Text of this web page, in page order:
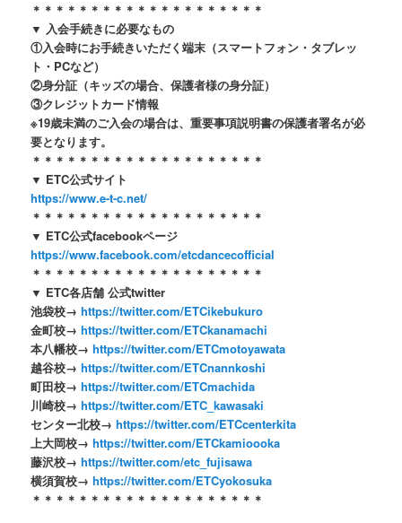
＊＊＊＊＊＊＊＊＊＊＊＊＊＊＊＊＊＊＊＊
▼ 入会手続きに必要なもの
①入会時にお手続きいただく端末（スマートフォン・タブレッ
ト・PCなど）
②身分証（キッズの場合、保護者様の身分証）
③クレジットカード情報
※19歳未満のご入会の場合は、重要事項説明書の保護者署名が必
要となります。
＊＊＊＊＊＊＊＊＊＊＊＊＊＊＊＊＊＊＊＊
▼ ETC公式サイト
https://www.e-t-c.net/
＊＊＊＊＊＊＊＊＊＊＊＊＊＊＊＊＊＊＊＊
▼ ETC公式facebookページ
https://www.facebook.com/etcdancecofficial
＊＊＊＊＊＊＊＊＊＊＊＊＊＊＊＊＊＊＊＊
▼ ETC各店舗 公式twitter
池袋校→https://twitter.com/ETCikebukuro
金町校→ https://twitter.com/ETCkanamachi
本八幡校→https://twitter.com/ETCmotoyawata
越谷校→ https://twitter.com/ETCnannkoshi
町田校→https://twitter.com/ETCmachida
川崎校→https://twitter.com/ETC_kawasaki
センター北校→ https://twitter.com/ETCcenterkita
上大岡校→https://twitter.com/ETCkamioooka
藤沢校→https://twitter.com/etc_fujisawa
横須賀校→https://twitter.com/ETCyokosuka
＊＊＊＊＊＊＊＊＊＊＊＊＊＊＊＊＊＊＊＊